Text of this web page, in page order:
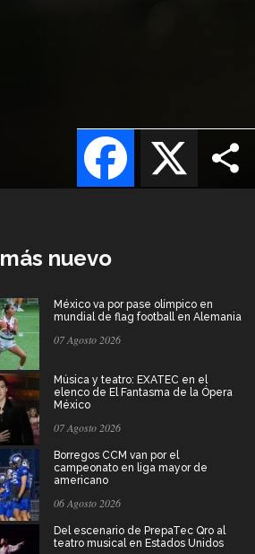
X
Facebook
nuevo
México va por pase olímpico en
mundial de flag football en Alemania
07 Agosto 2026
Música y teatro: EXATEC en el
elenco de El Fantasma de la Ópera
México
07 Agosto 2026
Borregos CCM van por el
campeonato en liga mayor de
americano
06 Agosto 2026
Del escenario de PrepaTec Qro al
teatro musical en Estados Unidos